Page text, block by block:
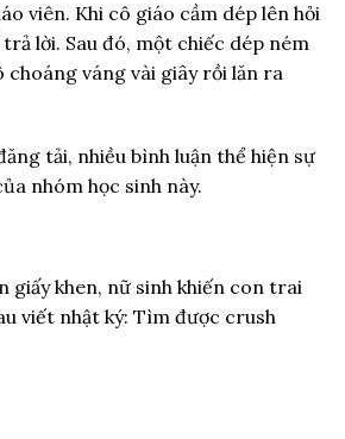
viên. Khi cô giáo cầm dép lên hỏi
lời. Sau đó, một chiếc dép ném
váng vài giây rồi lăn ra
tải, nhiều bình luận thể hiện sự
nhóm học sinh này.
giấy khen, nữ sinh khiến con trai
viết nhật ký: Tìm được crush